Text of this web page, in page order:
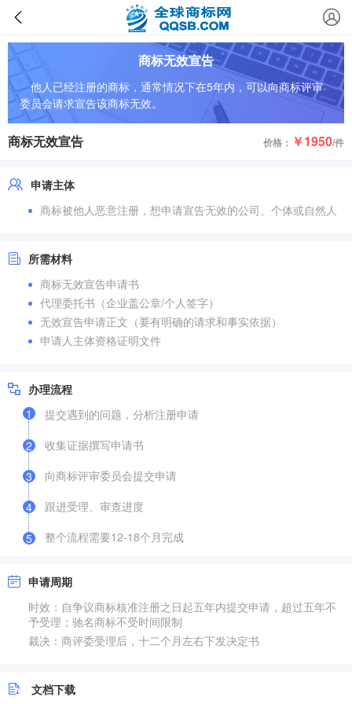
商标无效宣告
他人已经注册的商标，通常情况下在5年内，可以向商标评审
委员会请求宣告该商标无效。
商标无效宣告 价格： ￥1950/件
申请主体
商标被他人恶意注册，想申请宣告无效的公司、个体或自然人
所需材料
商标无效宣告申请书
代理委托书（企业盖公章/个人签字）
无效宣告申请正文（要有明确的请求和事实依据）
申请人主体资格证明文件
办理流程
1
提交遇到的问题，分析注册申请
2
收集证据撰写申请书
3
向商标评审委员会提交申请
4
跟进受理、审查进度
5 整个流程需要12-18个月完成
申请周期
时效：自争议商标核准注册之日起五年内提交申请，超过五年不
予受理；驰名商标不受时间限制
裁决：商评委受理后，十二个月左右下发决定书
文档下载